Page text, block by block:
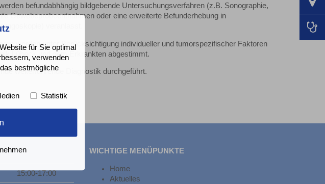
befundabhängig bildgebende Untersuchungsverfahren (z.B. Sonographie,
Gewebeprobeentnahmen oder eine erweiterte Befunderhebung in
veranlasst.
werden unter Berücksichtigung individueller und tumorspezifischer Faktoren
Lübeck und dem Erkrankten abgestimmt.
weiterführende Diagnostik durchgeführt.
15:00-17:00
WICHTIGE MENÜPUNKTE
Home
Aktuelles
für Sie optimal
verwenden
bestmögliche
Statistik